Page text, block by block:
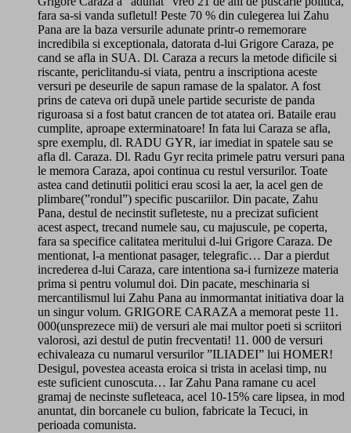
fara sa-si vanda sufletul! Peste 70 % din culegerea lui Zahu
Pana are la baza versurile adunate printr-o rememorare
incredibila si exceptionala, datorata d-lui Grigore Caraza, pe
cand se afla in SUA. Dl. Caraza a recurs la metode dificile si
riscante, periclitandu-si viata, pentru a inscriptiona aceste
versuri pe deseurile de sapun ramase de la spalator. A fost
prins de cateva ori după unele partide securiste de panda
riguroasa si a fost batut crancen de tot atatea ori. Bataile erau
cumplite, aproape exterminatoare! In fata lui Caraza se afla,
spre exemplu, dl. RADU GYR, iar imediat in spatele sau se
afla dl. Caraza. Dl. Radu Gyr recita primele patru versuri pana
le memora Caraza, apoi continua cu restul versurilor. Toate
astea cand detinutii politici erau scosi la aer, la acel gen de
plimbare(”rondul”) specific puscariilor. Din pacate, Zahu
Pana, destul de necinstit sufleteste, nu a precizat suficient
acest aspect, trecand numele sau, cu majuscule, pe coperta,
fara sa specifice calitatea meritului d-lui Grigore Caraza. De
mentionat, l-a mentionat pasager, telegrafic… Dar a pierdut
increderea d-lui Caraza, care intentiona sa-i furnizeze materia
prima si pentru volumul doi. Din pacate, meschinaria si
mercantilismul lui Zahu Pana au inmormantat initiativa doar la
un singur volum. GRIGORE CARAZA a memorat peste 11.
000(unsprezece mii) de versuri ale mai multor poeti si scriitori
valorosi, azi destul de putin frecventati! 11. 000 de versuri
echivaleaza cu numarul versurilor ”ILIADEI” lui HOMER!
Desigul, povestea aceasta eroica si trista in acelasi timp, nu
este suficient cunoscuta… Iar Zahu Pana ramane cu acel
gramaj de necinste sufleteaca, acel 10-15% care lipsea, in mod
anuntat, din borcanele cu bulion, fabricate la Tecuci, in
perioada comunista.